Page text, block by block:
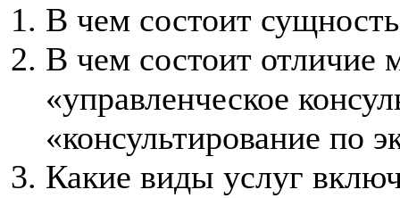
В чем состоит
В чем состоит отличие
«управленческое
«консультирование по
Какие виды услуг